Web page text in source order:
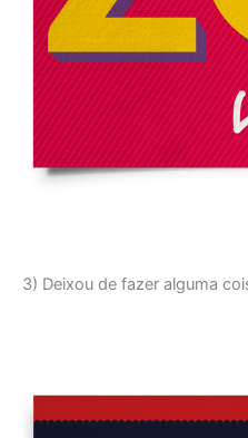
3) Deixou de fazer alguma